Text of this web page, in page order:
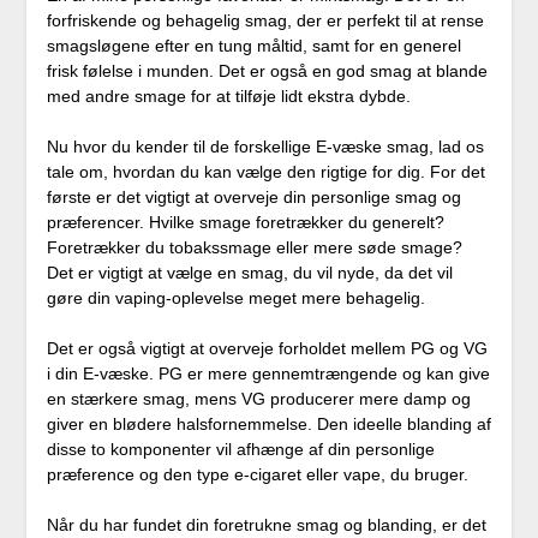
forfriskende og behagelig smag, der er perfekt til at rense
smagsløgene efter en tung måltid, samt for en generel
frisk følelse i munden. Det er også en god smag at blande
med andre smage for at tilføje lidt ekstra dybde.
Nu hvor du kender til de forskellige E-væske smag, lad os
tale om, hvordan du kan vælge den rigtige for dig. For det
første er det vigtigt at overveje din personlige smag og
præferencer. Hvilke smage foretrækker du generelt?
Foretrækker du tobakssmage eller mere søde smage?
Det er vigtigt at vælge en smag, du vil nyde, da det vil
gøre din vaping-oplevelse meget mere behagelig.
Det er også vigtigt at overveje forholdet mellem PG og VG
i din E-væske. PG er mere gennemtrængende og kan give
en stærkere smag, mens VG producerer mere damp og
giver en blødere halsfornemmelse. Den ideelle blanding af
disse to komponenter vil afhænge af din personlige
præference og den type e-cigaret eller vape, du bruger.
Når du har fundet din foretrukne smag og blanding, er det